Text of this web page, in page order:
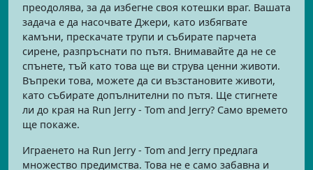
преодолява, за да избегне своя котешки враг. Вашата
задача е да насочвате Джери, като избягвате
камъни, прескачате трупи и събирате парчета
сирене, разпръснати по пътя. Внимавайте да не се
спънете, тъй като това ще ви струва ценни животи.
Въпреки това, можете да си възстановите животи,
като събирате допълнителни по пътя. Ще стигнете
ли до края на Run Jerry - Tom and Jerry? Само времето
ще покаже.
Играенето на Run Jerry - Tom and Jerry предлага
множество предимства. Това не е само забавна и